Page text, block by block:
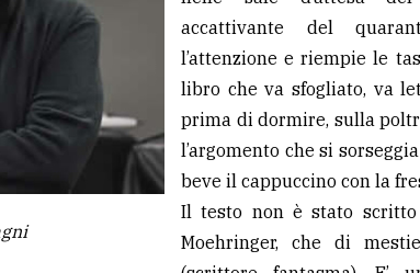
accattivante del
l’attenzione e riempie le
libro che va sfogliato, va
prima di dormire, sulla
l’argomento che si
beve il cappuccino con la
Il testo non è stato scritto
Moehringer, che di